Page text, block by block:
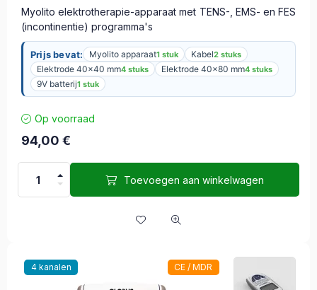
Myolito elektrotherapie-apparaat met TENS-, EMS- en FES
(incontinentie) programma's
Prijs bevat: Myolito apparaat1 stuk Kabel2 stuks
Elektrode 40×40 mm4 stuks Elektrode 40×80 mm4 stuks
9V batterij1 stuk
Op voorraad
94,00 €
Toevoegen aan winkelwagen
4 kanalen CE / MDR